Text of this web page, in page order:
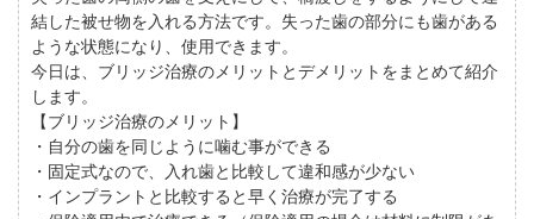
結した被せ物を入れる方法です。失った歯の部分にも歯がある
ような状態になり、使用できます。
今日は、ブリッジ治療のメリットとデメリットをまとめて紹介
します。
【ブリッジ治療のメリット】
・自分の歯を同じように噛む事ができる
・固定式なので、入れ歯と比較して違和感が少ない
・インプラントと比較すると早く治療が完了する